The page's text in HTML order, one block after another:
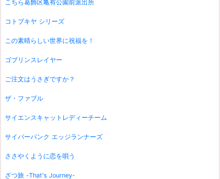
こちら葛飾区亀有公園前派出所
コトブキヤ シリーズ
この素晴らしい世界に祝福を！
ゴブリンスレイヤー
ご注文はうさぎですか？
ザ・ファブル
サイエンスキャットレディーチーム
サイバーパンク エッジランナーズ
ささやくように恋を唄う
ざつ旅 -That's Journey-